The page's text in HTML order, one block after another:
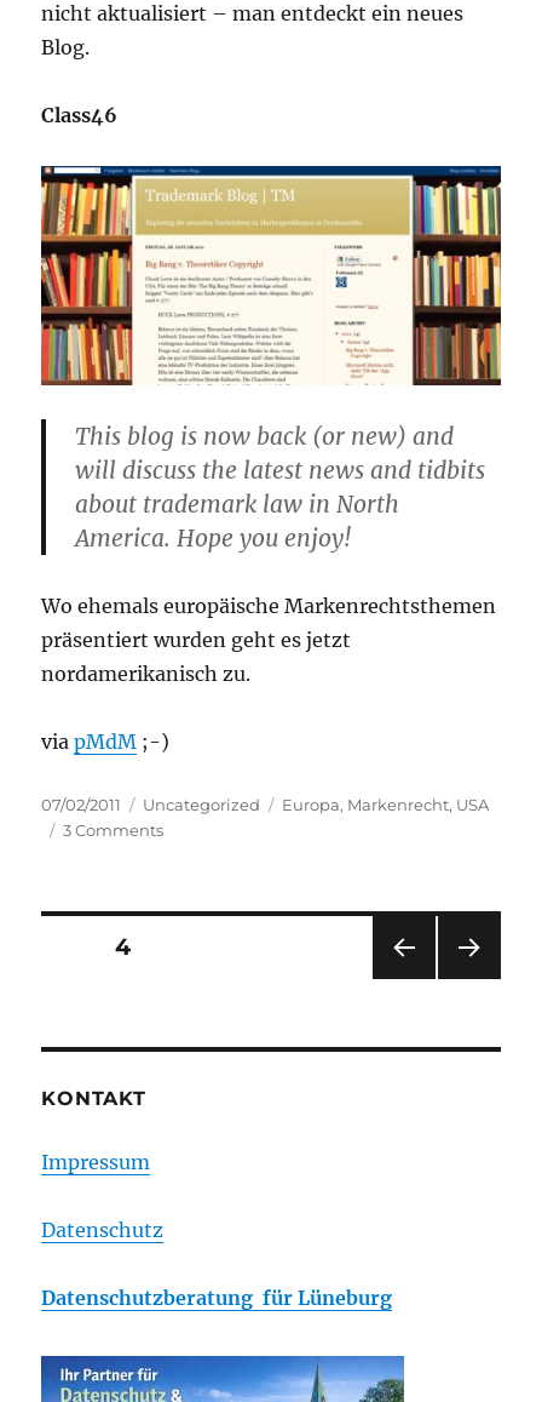
nicht aktualisiert – man entdeckt ein neues
Blog.
Class46
This blog is now back (or new) and
will discuss the latest news and tidbits
about trademark law in North
America. Hope you enjoy!
Wo ehemals europäische Markenrechtsthemen
präsentiert wurden geht es jetzt
nordamerikanisch zu.
viapMdM ;-)
Posted
on
07/02/2011 Categories
Uncategorized Tags
Europa, Markenrecht, USA
3 Commentson
Posts
PAG
PAGE4
KONTAKT
Impressum
Datenschutz
Datenschutzberatung für Lüneburg